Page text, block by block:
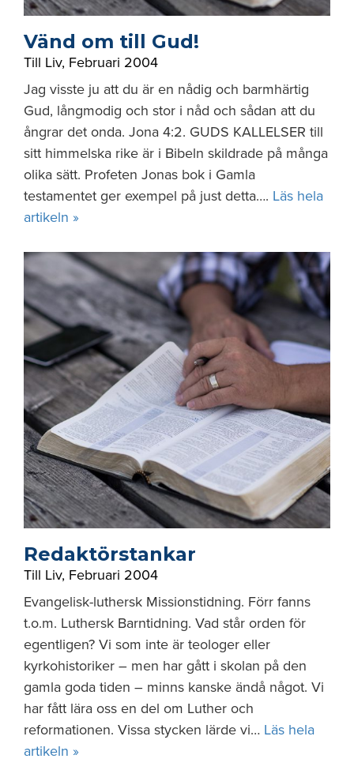
Vänd om till Gud!
Till Liv, Februari 2004
Jag visste ju att du är en nådig och barmhärtig
Gud, långmodig och stor i nåd och sådan att du
ångrar det onda. Jona 4:2. GUDS KALLELSER till
sitt himmelska rike är i Bibeln skildrade på många
olika sätt. Profeten Jonas bok i Gamla
testamentet ger exempel på just detta…. Läs hela
artikeln »
Redaktörstankar
Till Liv, Februari 2004
Evangelisk-luthersk Missionstidning. Förr fanns
t.o.m. Luthersk Barntidning. Vad står orden för
egentligen? Vi som inte är teologer eller
kyrkohistoriker – men har gått i skolan på den
gamla goda tiden – minns kanske ändå något. Vi
har fått lära oss en del om Luther och
reformationen. Vissa stycken lärde vi… Läs hela
artikeln »